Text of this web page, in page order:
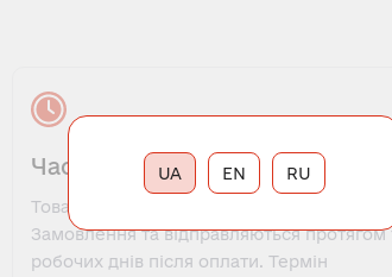
Час виконання замовлення
Товари, які є в наявності, оформляються у
Замовлення та відправляються протягом
робочих днів після оплати. Термін
RU
UA EN